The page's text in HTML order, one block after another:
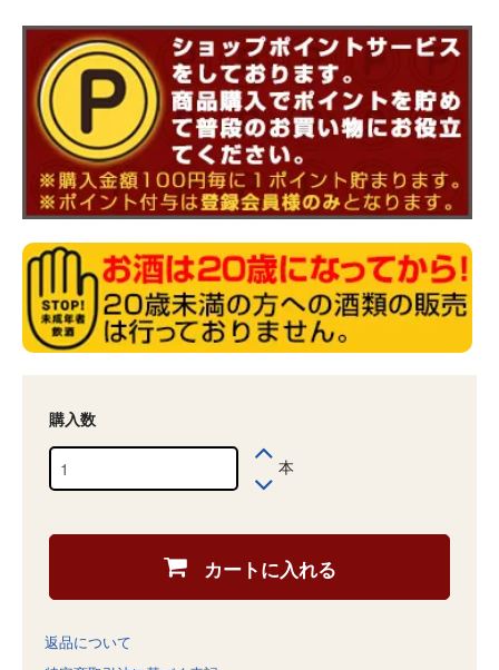
購入数
本
カートに入れる
返品について